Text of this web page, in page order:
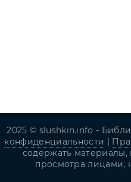
2025 © slushkin.info -
конфиденциальности |
содержать материалы,
просмотра лицами,